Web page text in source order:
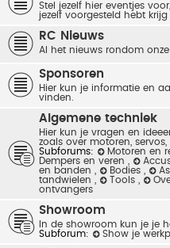
Stel jezelf hier eventjes
jezelf voorgesteld hebt
RC Nieuws
Al het nieuws rondom
Sponsoren
Hier kun je informatie en
vinden.
Algemene techniek
Hier kun je vragen en
zoals over motoren, servos,
Subforums:
Motoren en
Dempers en veren
en banden
Bodies
tandwielen
Tools
ontvangers
Showroom
In de showroom kun je je
Subforum:
Show je